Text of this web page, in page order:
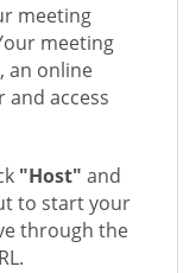
meeting
meeting
an online
access
"Host" and
to start your
through the